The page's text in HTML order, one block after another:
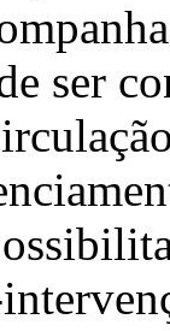
ser